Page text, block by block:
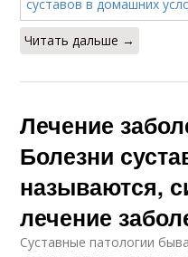
Читать дальше →
Лечение
Болезни
называются,
лечение
Суставные патологии